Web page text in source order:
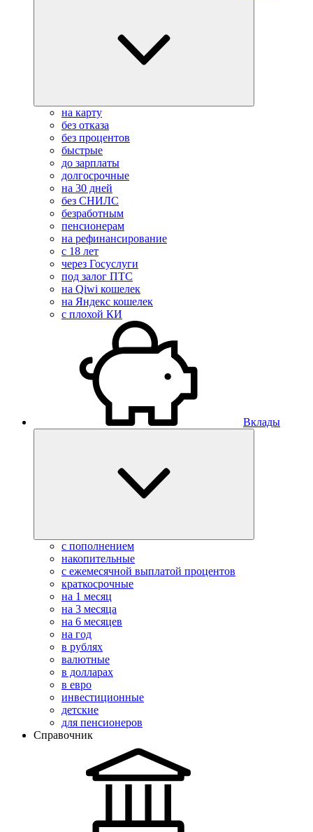
на карту
без отказа
без процентов
быстрые
до зарплаты
долгосрочные
на 30 дней
без СНИЛС
безработным
пенсионерам
на рефинансирование
с 18 лет
через Госуслуги
под залог ПТС
на Qiwi кошелек
на Яндекс кошелек
с плохой КИ
Вклады
с пополнением
накопительные
с ежемесячной выплатой процентов
краткосрочные
на 1 месяц
на 3 месяца
на 6 месяцев
на год
в рублях
валютные
в долларах
в евро
инвестиционные
детские
для пенсионеров
Справочник